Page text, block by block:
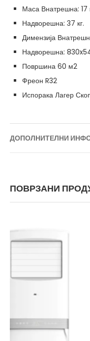
Маса Внатрешна: 17
Надворешна: 37 кг.
Димензија
Надворешна:
Површина 60 м2
Фреон R32
Испорака Лагер
ДОПОЛНИТЕЛНИ
ПОВРЗАНИ